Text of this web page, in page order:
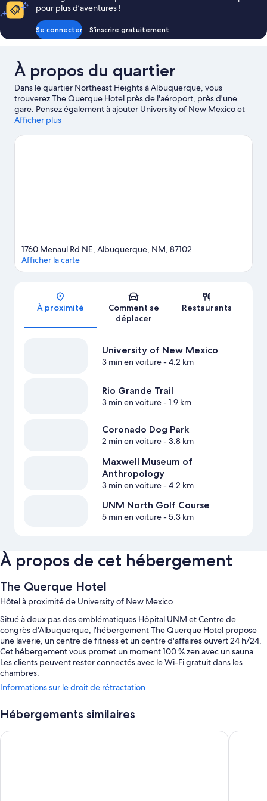
pour plus d’aventures !
Se connecter S’inscrire gratuitement
À propos du quartier
Dans le quartier Northeast Heights à Albuquerque, vous
trouverez The Querque Hotel près de l'aéroport, près d'une
gare. Pensez également à ajouter University of New Mexico et
Centre de congrès d'Albuquerque à votre liste de choses à voir.
Afficher plus
Carte
1760 Menaul Rd NE, Albuquerque, NM, 87102
Afficher la carte
À proximité
Comment se
déplacer
Restaurants
University of New Mexico
3 min en voiture- 4.2 km
Rio Grande Trail
3 min en voiture- 1.9 km
Coronado Dog Park
2 min en voiture- 3.8 km
Maxwell Museum of
Anthropology
3 min en voiture- 4.2 km
UNM North Golf Course
5 min en voiture- 5.3 km
À propos de cet hébergement
The Querque Hotel
Hôtel à proximité de University of New Mexico
Situé à deux pas des emblématiques Hôpital UNM et Centre de
congrès d'Albuquerque, l'hébergement The Querque Hotel propose
une laverie, un centre de fitness et un centre d'affaires ouvert 24 h/24.
Cet hébergement vous promet un moment 100 % zen avec un sauna.
Les clients peuvent rester connectés avec le Wi-Fi gratuit dans les
chambres.
Autres petits plus de cet hôtel :
Piscine couverte et accès à une piscine extérieure à proximité
Salle de banquet, une consigne à bagages et réception ouverte 24
Informations sur le droit de rétractation
Hébergements similaires
La Quinta Inn & Suites by Wyndham Albuquerque Midtown
La